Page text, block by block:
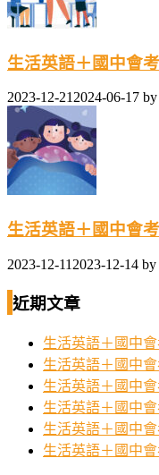
生活英語＋國中會
2023-12-212024-06-17 by
生活英語＋國中會
2023-12-11 2023-12-14 by
近期文章
生活英語＋國中
生活英語＋國中
生活英語＋國中
生活英語＋國中
生活英語＋國中
生活英語＋國中